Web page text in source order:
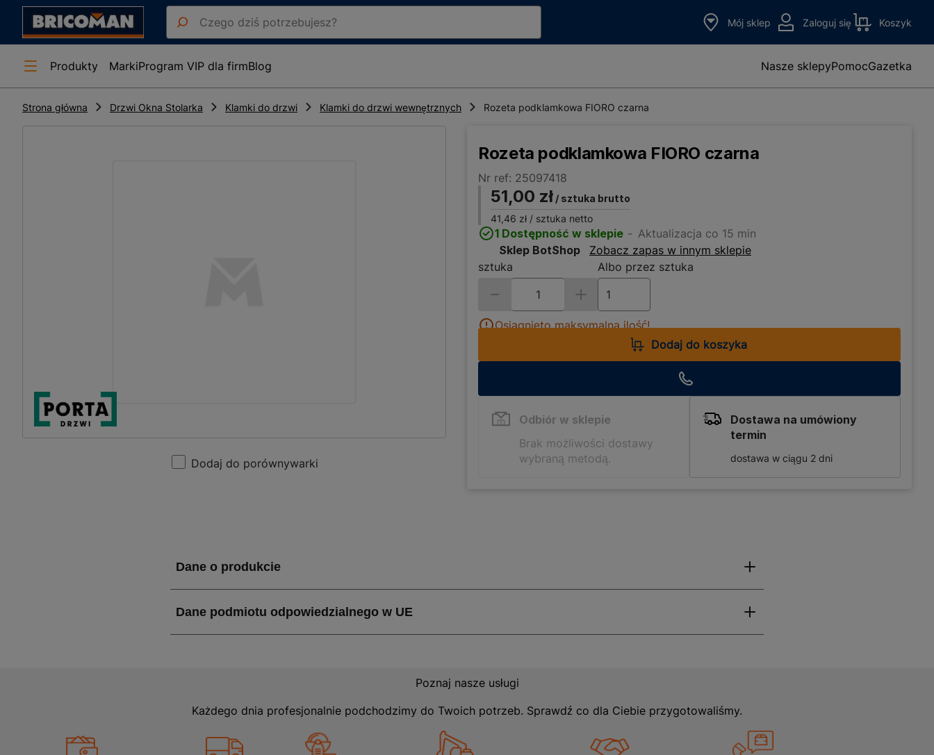
Mój sklep Zaloguj się Koszyk
Produkty MarkiProgram VIP dla firmBlog Nasze sklepyPomocGazetka
Strona główna Drzwi Okna Stolarka Klamki do drzwi Klamki do drzwi wewnętrznych Rozeta podklamkowa FIORO czarna
Dodaj do porównywarki
Rozeta podklamkowa FIORO czarna
Nr ref: 25097418
51,00 zł / sztuka brutto
41,46 zł / sztuka netto
1 Dostępność w sklepie
Aktualizacja co 15 min
Sklep BotShop
Zobacz zapas w innym sklepie
sztuka
Albo przez sztuka
Osiągnięto maksymalną ilość!
Dodaj do koszyka
Odbiór w sklepie
Brak możliwości dostawy
wybraną metodą.
Dostawa na umówiony
termin
dostawa w ciągu 2 dni
Poznaj nasze usługi
Każdego dnia profesjonalnie podchodzimy do Twoich potrzeb. Sprawdź co dla Ciebie przygotowaliśmy.